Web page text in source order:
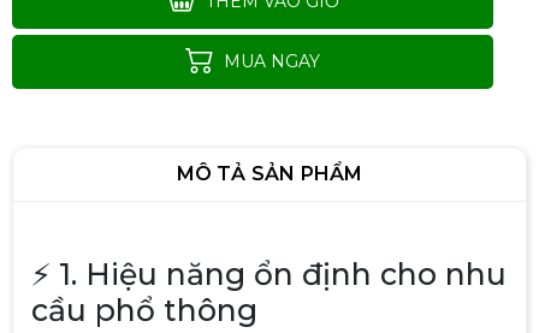
MUA NGAY
MÔ TẢ SẢN PHẨM
⚡ 1. Hiệu năng ổn định cho nhu
cầu phổ thông